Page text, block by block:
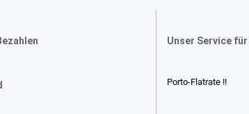
Unser Service für
Porto-Flatrate !!